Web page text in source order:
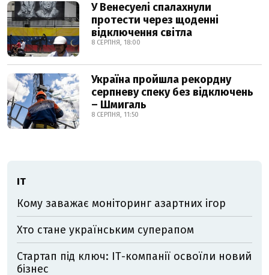
У Венесуелі спалахнули
протести через щоденні
відключення світла
8 СЕРПНЯ, 18:00
Україна пройшла рекордну
серпневу спеку без відключень
– Шмигаль
8 СЕРПНЯ, 11:50
ІТ
Кому заважає моніторинг азартних ігор
Хто стане українським суперапом
Стартап під ключ: ІТ-компанії освоїли новий
бізнес